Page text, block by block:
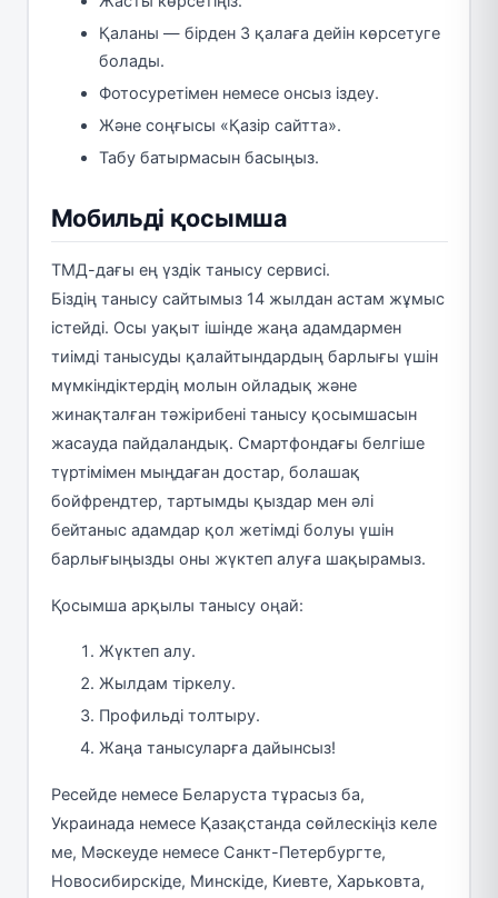
Қаланы — бірден 3 қалаға дейін көрсетуге
болады.
Фотосуретімен немесе онсыз іздеу.
Және соңғысы «Қазір сайтта».
Табу батырмасын басыңыз.
Мобильді қосымша
ТМД-дағы ең үздік танысу сервисі.
Біздің танысу сайтымыз 14 жылдан астам жұмыс
істейді. Осы уақыт ішінде жаңа адамдармен
тиімді танысуды қалайтындардың барлығы үшін
мүмкіндіктердің молын ойладық және
жинақталған тәжірибені танысу қосымшасын
жасауда пайдаландық. Смартфондағы белгіше
түртімімен мыңдаған достар, болашақ
бойфрендтер, тартымды қыздар мен әлі
бейтаныс адамдар қол жетімді болуы үшін
барлығыңызды оны жүктеп алуға шақырамыз.
Қосымша арқылы танысу оңай:
Жүктеп алу.
Жылдам тіркелу.
Профильді толтыру.
Жаңа танысуларға дайынсыз!
Ресейде немесе Беларуста тұрасыз ба,
Украинада немесе Қазақстанда сөйлескіңіз келе
ме, Мәскеуде немесе Санкт-Петербургте,
Новосибирскіде, Минскіде, Киевте, Харьковта,